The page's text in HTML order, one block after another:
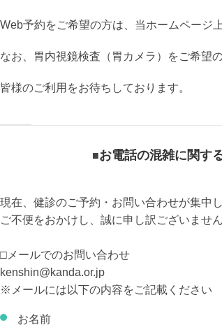
Web予約をご希望の方は、当ホームページ
なお、胃内視鏡検査（胃カメラ）をご希望
皆様のご利用をお待ちしております。
お電話の混雑に関す
現在、健診のご予約・お問い合わせが集中
ご不便をおかけし、誠に申し訳ございませ
□メールでのお問い合わせ
kenshin@kanda.or.jp
※メールには以下の内容をご記載ください
お名前